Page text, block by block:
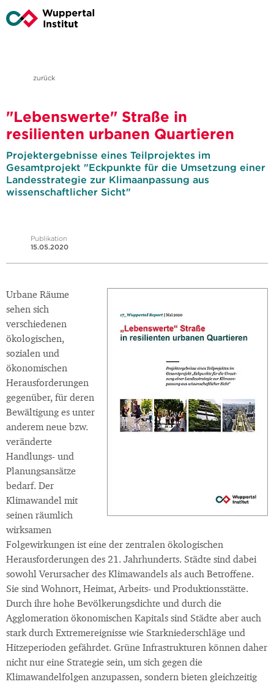
zurück
"Lebenswerte" Straße in
resilienten urbanen Quartieren
Projektergebnisse eines Teilprojektes im
Gesamtprojekt "Eckpunkte für die Umsetzung einer
Landesstrategie zur Klimaanpassung aus
wissenschaftlicher Sicht"
Publikation
15.05.2020
Urbane Räume
sehen sich
verschiedenen
ökologischen,
sozialen und
ökonomischen
Herausforderungen
gegenüber, für deren
Bewältigung es unter
anderem neue bzw.
veränderte
Handlungs- und
Planungsansätze
bedarf. Der
Klimawandel mit
seinen räumlich
wirksamen
Folgewirkungen ist eine der zentralen ökologischen
Herausforderungen des 21. Jahrhunderts. Städte sind dabei
sowohl Verursacher des Klimawandels als auch Betroffene.
Sie sind Wohnort, Heimat, Arbeits- und Produktionsstätte.
Durch ihre hohe Bevölkerungsdichte und durch die
Agglomeration ökonomischen Kapitals sind Städte aber auch
stark durch Extremereignisse wie Starkniederschläge und
Hitzeperioden gefährdet. Grüne Infrastrukturen können daher
nicht nur eine Strategie sein, um sich gegen die
Klimawandelfolgen anzupassen, sondern bieten gleichzeitig